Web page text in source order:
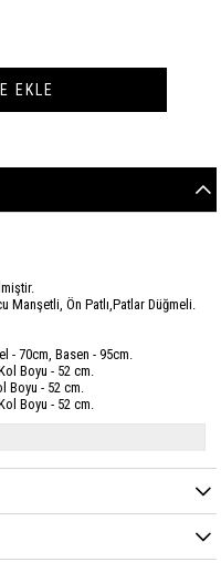
Manşetli, Ön Patlı,Patlar Düğmeli.
- 70cm, Basen - 95cm.
Boyu - 52 cm.
Boyu - 52 cm.
Boyu - 52 cm.